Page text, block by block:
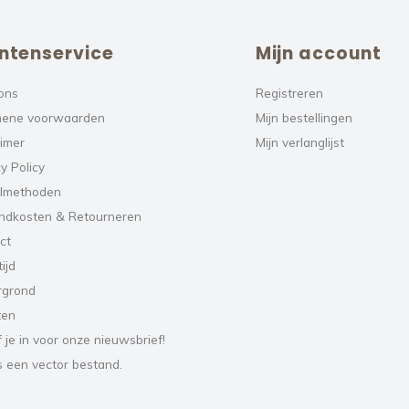
voorwaarden
Policy
& Retourneren
je in voor onze nieuwsbrief!
een vector bestand.
Mijn account
Registreren
Mijn bestellingen
Mijn verlanglijst